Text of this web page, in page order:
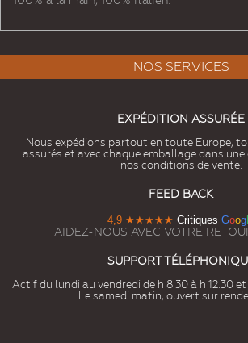
NOS SERVICES
EXPÉDITION ASSURÉE
Nous expédions partout en toute Europe,
assurés et avec chaque emballage dans une
nos conditions de vente.
FEED BACK
4,9 ★★★★★ Critiques Goog
AIDEZ-NOUS AVEC VOTRE
SUPPORT
Actif du lundi au vendredi de h 8.30 à h 12.30 et
Le samedi matin, ouvert sur